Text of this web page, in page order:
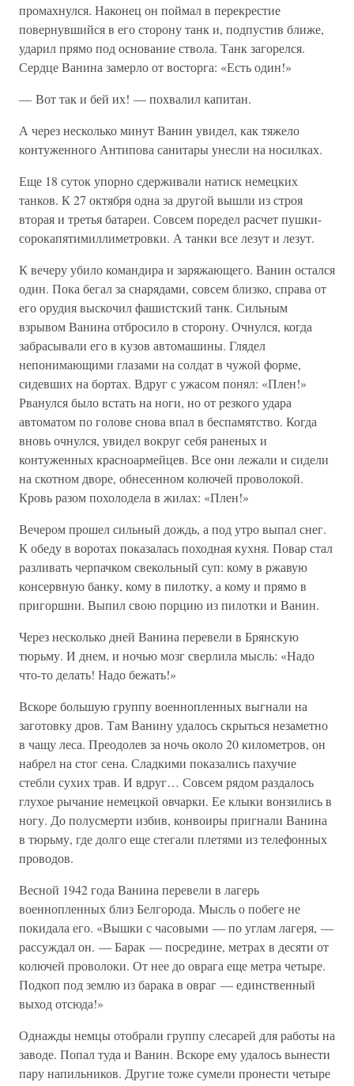
промахнулся. Наконец он поймал в перекрестие
повернувшийся в его сторону танк и, подпустив ближе,
ударил прямо под основание ствола. Танк загорелся.
Сердце Ванина замерло от восторга: «Есть один!»
— Вот так и бей их! — похвалил капитан.
А через несколько минут Ванин увидел, как тяжело
контуженного Антипова санитары унесли на носилках.
Еще 18 суток упорно сдерживали натиск немецких
танков. К 27 октября одна за другой вышли из строя
вторая и третья батареи. Совсем поредел расчет пушки-
сорокапятимиллиметровки. А танки все лезут и лезут.
К вечеру убило командира и заряжающего. Ванин остался
один. Пока бегал за снарядами, совсем близко, справа от
его орудия выскочил фашистский танк. Сильным
взрывом Ванина отбросило в сторону. Очнулся, когда
забрасывали его в кузов автомашины. Глядел
непонимающими глазами на солдат в чужой форме,
сидевших на бортах. Вдруг с ужасом понял: «Плен!»
Рванулся было встать на ноги, но от резкого удара
автоматом по голове снова впал в беспамятство. Когда
вновь очнулся, увидел вокруг себя раненых и
контуженных красноармейцев. Все они лежали и сидели
на скотном дворе, обнесенном колючей проволокой.
Кровь разом похолодела в жилах: «Плен!»
Вечером прошел сильный дождь, а под утро выпал снег.
К обеду в воротах показалась походная кухня. Повар стал
разливать черпачком свекольный суп: кому в ржавую
консервную банку, кому в пилотку, а кому и прямо в
пригоршни. Выпил свою порцию из пилотки и Ванин.
Через несколько дней Ванина перевели в Брянскую
тюрьму. И днем, и ночью мозг сверлила мысль: «Надо
что-то делать! Надо бежать!»
Вскоре большую группу военнопленных выгнали на
заготовку дров. Там Ванину удалось скрыться незаметно
в чащу леса. Преодолев за ночь около 20 километров, он
набрел на стог сена. Сладкими показались пахучие
стебли сухих трав. И вдруг… Совсем рядом раздалось
глухое рычание немецкой овчарки. Ее клыки вонзились в
ногу. До полусмерти избив, конвоиры пригнали Ванина
в тюрьму, где долго еще стегали плетями из телефонных
проводов.
Весной 1942 года Ванина перевели в лагерь
военнопленных близ Белгорода. Мысль о побеге не
покидала его. «Вышки с часовыми — по углам лагеря, —
рассуждал он. — Барак — посредине, метрах в десяти от
колючей проволоки. От нее до оврага еще метра четыре.
Подкоп под землю из барака в овраг — единственный
выход отсюда!»
Однажды немцы отобрали группу слесарей для работы на
заводе. Попал туда и Ванин. Вскоре ему удалось вынести
пару напильников. Другие тоже сумели пронести четыре